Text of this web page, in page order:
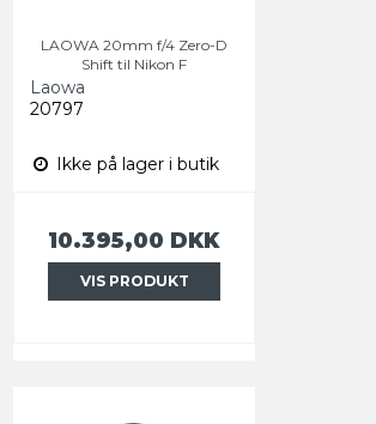
LAOWA 20mm f/4 Zero-D
Shift til Nikon F
Laowa
20797
Ikke på lager i butik
10.395,00 DKK
VIS PRODUKT